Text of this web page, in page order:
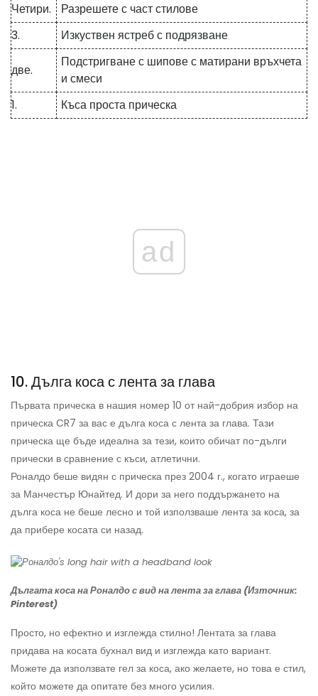
Четири.
Разрешете с част стилове
3.
Изкуствен ястреб с подрязване
две.
Подстригване с шипове с матирани връхчета
и смеси
1.
Къса проста прическа
ad
10. Дълга коса с лента за глава
Първата прическа в нашия номер 10 от най-добрия избор на
прическа CR7 за вас е дълга коса с лента за глава. Тази
прическа ще бъде идеална за тези, които обичат по-дълги
прически в сравнение с къси, атлетични.
Роналдо беше видян с прическа през 2004 г., когато играеше
за Манчестър Юнайтед. И дори за него поддържането на
дълга коса не беше лесно и той използваше лента за коса, за
да прибере косата си назад.
Дългата коса на Роналдо с вид на лента за глава (Източник:
Pinterest)
Просто, но ефектно и изглежда стилно! Лентата за глава
придава на косата бухнал вид и изглежда като вариант.
Можете да използвате гел за коса, ако желаете, но това е стил,
който можете да опитате без много усилия.